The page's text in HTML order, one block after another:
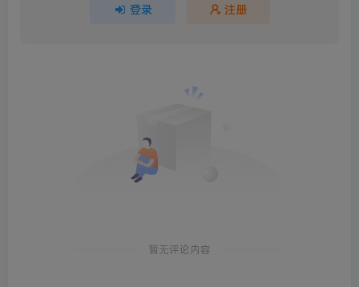
登录 注册
暂无评论内容